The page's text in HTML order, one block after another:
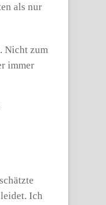
als nur
Nicht zum
immer
Ich